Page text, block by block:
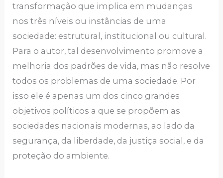
transformação que implica em mudanças
nos três níveis ou instâncias de uma
sociedade: estrutural, institucional ou cultural.
Para o autor, tal desenvolvimento promove a
melhoria dos padrões de vida, mas não resolve
todos os problemas de uma sociedade. Por
isso ele é apenas um dos cinco grandes
objetivos políticos a que se propõem as
sociedades nacionais modernas, ao lado da
segurança, da liberdade, da justiça social, e da
proteção do ambiente.